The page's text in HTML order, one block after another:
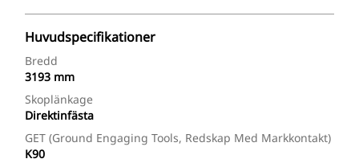
Huvudspecifikationer
Bredd
3193 mm
Skoplänkage
Direktinfästa
GET (ground Engaging Tools, Redskap Med Markkontakt)
K90